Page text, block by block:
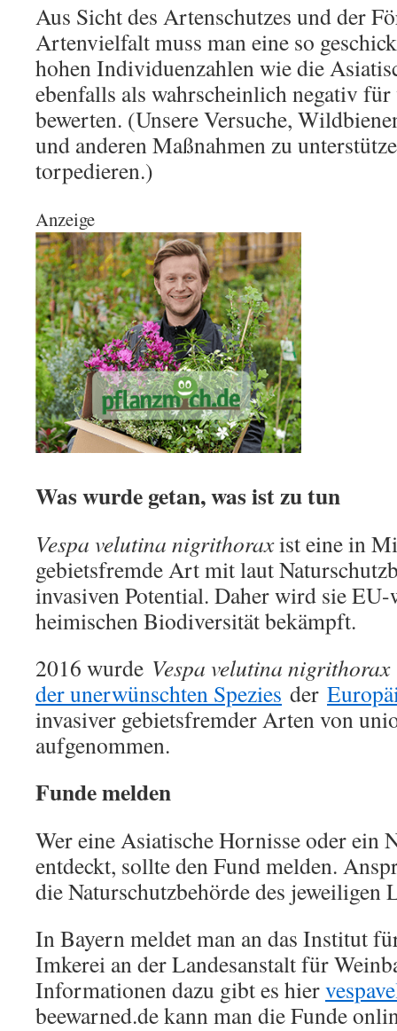
Aus Sicht des Artenschutzes und der
Artenvielfalt muss man eine so
hohen Individuenzahlen wie die
ebenfalls als wahrscheinlich negativ
bewerten. (Unsere Versuche,
und anderen Maßnahmen zu
torpedieren.)
Anzeige
Was wurde getan, was ist zu tun
Vespa velutina nigrithoraxist eine in
gebietsfremde Art mit laut
invasiven Potential. Daher wird sie
heimischen Biodiversität bekämpft.
2016 wurde Vespa velutina nigrithorax
der unerwünschten Spezies der
invasiver gebietsfremder Arten von
aufgenommen.
Funde melden
Wer eine Asiatische Hornisse oder ein
entdeckt, sollte den Fund melden.
die Naturschutzbehörde des jeweiligen
In Bayern meldet man an das Institut
Imkerei an der Landesanstalt für
Informationen dazu gibt es hier
beewarned.de kann man die Funde